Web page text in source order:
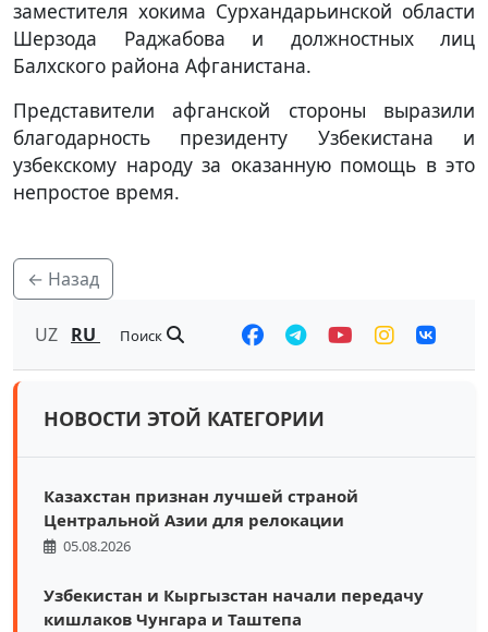
заместителя хокима Сурхандарьинской области
Шерзода Раджабова и должностных лиц
Балхского района Афганистана.
Представители афганской стороны выразили
благодарность президенту Узбекистана и
узбекскому народу за оказанную помощь в это
непростое время.
← Назад
UZ RU Поиск
НОВОСТИ ЭТОЙ КАТЕГОРИИ
Казахстан признан лучшей страной
Центральной Азии для релокации
05.08.2026
Узбекистан и Кыргызстан начали передачу
кишлаков Чунгара и Таштепа